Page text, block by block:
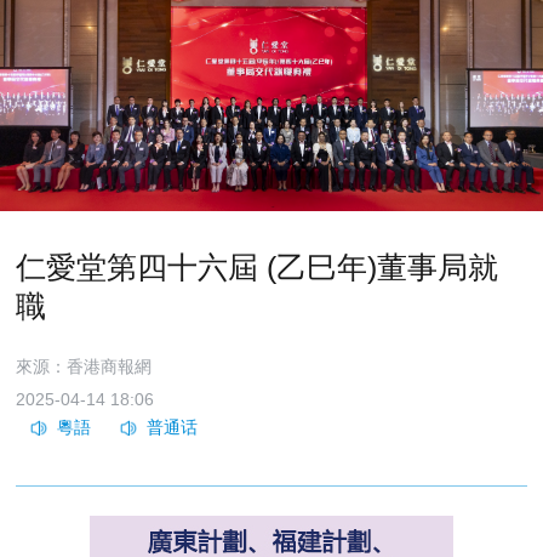
​仁愛堂第四十六屆 (乙巳年)董事局就
職
來源：香港商報網
2025-04-14 18:06